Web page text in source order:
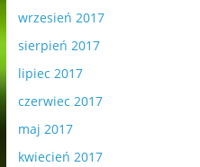
wrzesień 2017
sierpień 2017
lipiec 2017
czerwiec 2017
maj 2017
kwiecień 2017